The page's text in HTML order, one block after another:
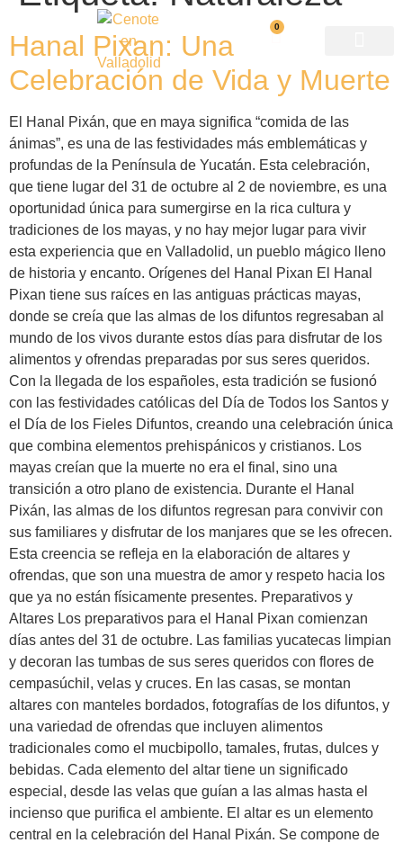
0
Hanal Pixan: Una
Celebración de Vida y Muerte
El Hanal Pixán, que en maya significa “comida de las
ánimas”, es una de las festividades más emblemáticas y
profundas de la Península de Yucatán. Esta celebración,
que tiene lugar del 31 de octubre al 2 de noviembre, es una
oportunidad única para sumergirse en la rica cultura y
tradiciones de los mayas, y no hay mejor lugar para vivir
esta experiencia que en Valladolid, un pueblo mágico lleno
de historia y encanto. Orígenes del Hanal Pixan El Hanal
Pixan tiene sus raíces en las antiguas prácticas mayas,
donde se creía que las almas de los difuntos regresaban al
mundo de los vivos durante estos días para disfrutar de los
alimentos y ofrendas preparadas por sus seres queridos.
Con la llegada de los españoles, esta tradición se fusionó
con las festividades católicas del Día de Todos los Santos y
el Día de los Fieles Difuntos, creando una celebración única
que combina elementos prehispánicos y cristianos. Los
mayas creían que la muerte no era el final, sino una
transición a otro plano de existencia. Durante el Hanal
Pixán, las almas de los difuntos regresan para convivir con
sus familiares y disfrutar de los manjares que se les ofrecen.
Esta creencia se refleja en la elaboración de altares y
ofrendas, que son una muestra de amor y respeto hacia los
que ya no están físicamente presentes. Preparativos y
Altares Los preparativos para el Hanal Pixan comienzan
días antes del 31 de octubre. Las familias yucatecas limpian
y decoran las tumbas de sus seres queridos con flores de
cempasúchil, velas y cruces. En las casas, se montan
altares con manteles bordados, fotografías de los difuntos, y
una variedad de ofrendas que incluyen alimentos
tradicionales como el mucbipollo, tamales, frutas, dulces y
bebidas. Cada elemento del altar tiene un significado
especial, desde las velas que guían a las almas hasta el
incienso que purifica el ambiente. El altar es un elemento
central en la celebración del Hanal Pixán. Se compone de